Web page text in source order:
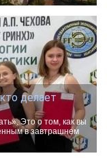
делает
Это о том, как вы
в завтрашнем